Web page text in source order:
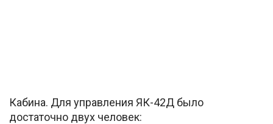
Кабина. Для управления ЯК-42Д было
достаточно двух человек: